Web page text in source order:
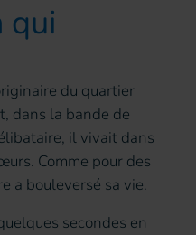
qui
du quartier
dans la bande de
il vivait dans
Comme pour des
a bouleversé sa vie.
secondes en